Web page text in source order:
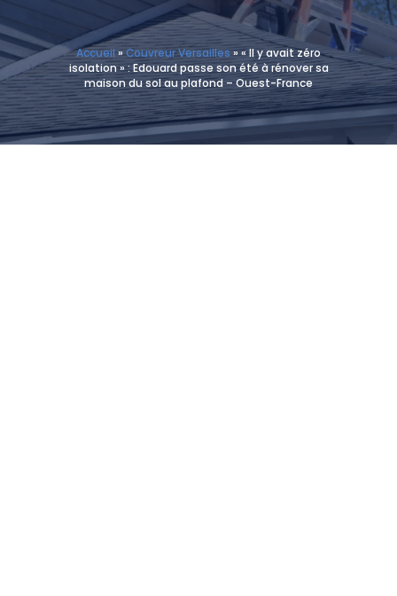
Accueil »Couvreur Versailles »« Il y avait zéro
isolation » : Edouard passe son été à rénover sa
maison du sol au plafond – Ouest-France